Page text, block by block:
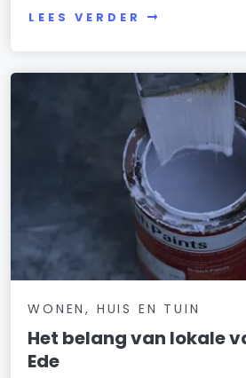
LEES VERDER
WONEN, HUIS EN TUIN
Het belang van lokale
Ede